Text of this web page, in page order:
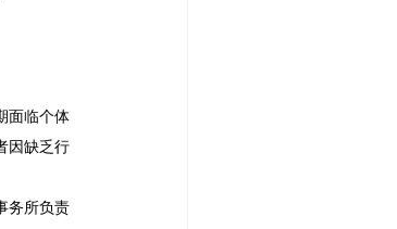
面临个体
因缺乏行
务所负责